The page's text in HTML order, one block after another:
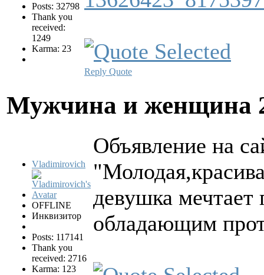
Posts: 32798
Thank you
received:
1249
Karma: 23
Reply Quote
Мужчина и женщина
Vladimirovich
OFFLINE
Инквизитор
Posts: 117141
Thank you
received: 2716
Karma: 123
Объявление на
девушка мечтает
обладающим